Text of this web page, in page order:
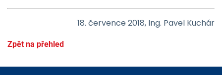
18. července 2018, Ing. Pavel Kuchár
Zpět na přehled